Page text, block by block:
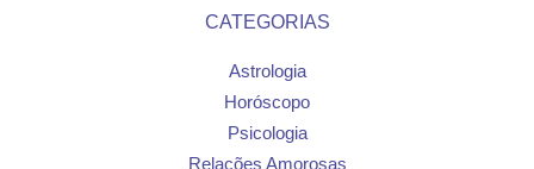
CATEGORIAS
Astrologia
Horóscopo
Psicologia
Relações Amorosas